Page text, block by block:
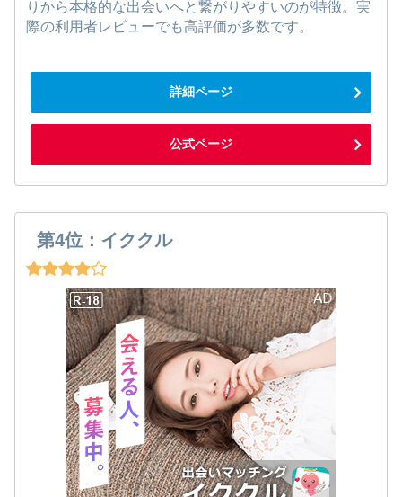
りから本格的な出会いへと繋がりやすいのが特徴。実
際の利用者レビューでも高評価が多数です。
詳細ページ
公式ページ
第4位：イククル